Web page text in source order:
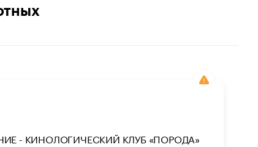
- КИНОЛОГИЧЕСКИЙ КЛУБ «ПОРОДА»